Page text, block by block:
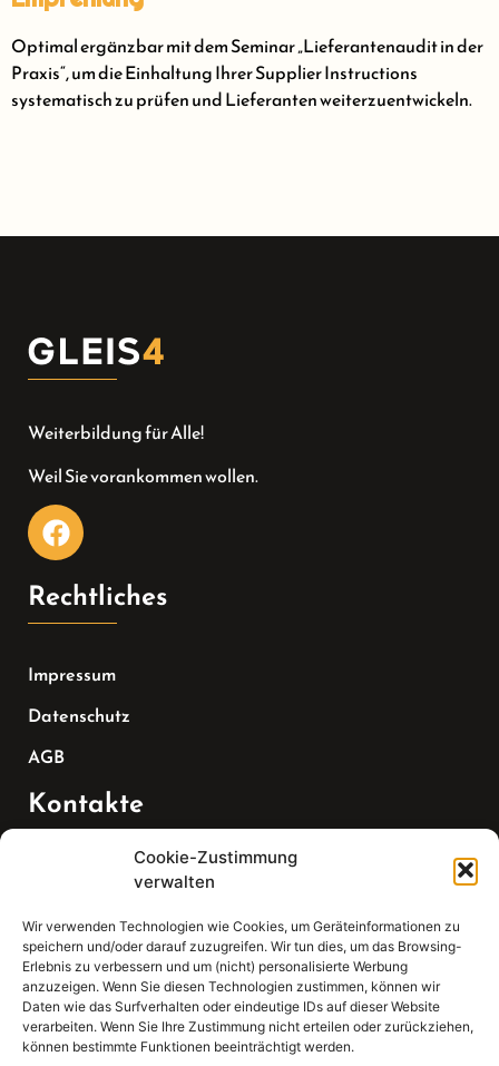
Cookie-Zustimmung
verwalten
Wir verwenden Technologien wie Cookies, um Geräteinformationen zu
speichern und/oder darauf zuzugreifen. Wir tun dies, um das Browsing-
Erlebnis zu verbessern und um (nicht) personalisierte Werbung
anzuzeigen. Wenn Sie diesen Technologien zustimmen, können wir
Daten wie das Surfverhalten oder eindeutige IDs auf dieser Website
verarbeiten. Wenn Sie Ihre Zustimmung nicht erteilen oder zurückziehen,
können bestimmte Funktionen beeinträchtigt werden.
Optimal ergänzbar mit dem Seminar „Lieferantenaudit in der
Praxis“, um die Einhaltung Ihrer Supplier Instructions
systematisch zu prüfen und Lieferanten weiterzuentwickeln.
Weiterbildung für Alle!
Weil Sie vorankommen wollen.
Rechtliches
Impressum
Datenschutz
AGB
Kontakte
07147 270 3349
Email:
sekretariat(at)gleis4-seminarzentrum.com
Adresse: